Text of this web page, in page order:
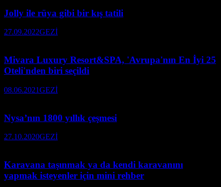
Jolly ile rüya gibi bir kış tatili
27.09.2022GEZİ
Mivara Luxury Resort&SPA, 'Avrupa'nın En İyi 25
Oteli'nden biri seçildi
08.06.2021GEZİ
Nysa’nın 1800 yıllık çeşmesi
27.10.2020GEZİ
Karavana taşınmak ya da kendi karavanını
yapmak isteyenler için mini rehber